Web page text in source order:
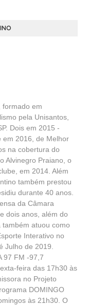
formado em
pela Unisantos,
Dois em 2015 -
em 2016, de Melhor
na cobertura do
Alvinegro Praiano, o
em 2014. Além
também prestou
durante 40 anos.
da Câmara
dois anos, além do
também atuou como
Interativo no
Julho de 2019.
97 FM -97,7
feira das 17h30 às
no Projeto
DOMINGO
às 21h30. O